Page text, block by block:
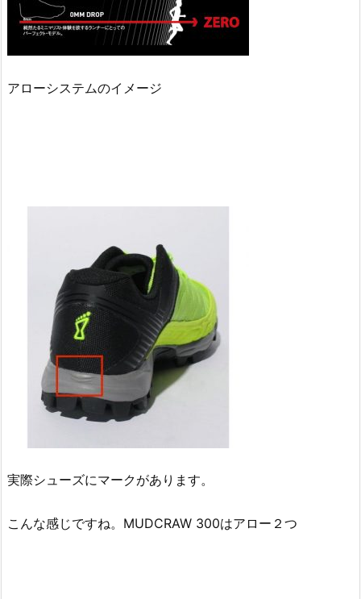
アローシステムのイメージ
実際シューズにマークがあります。
こんな感じですね。MUDCRAW 300はアロー２つ